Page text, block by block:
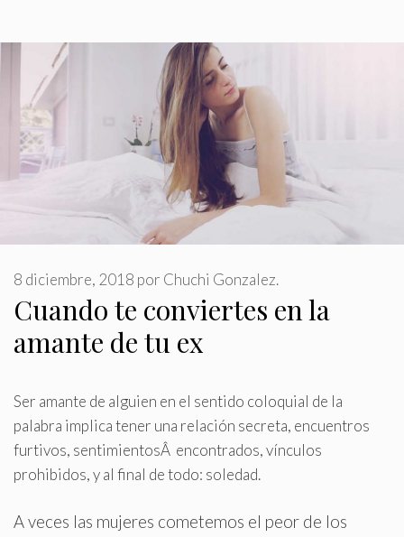
Cuando te conviertes en la
amante de tu ex
8 diciembre, 2018 por Chuchi Gonzalez.
Ser amante de alguien en el sentido coloquial de la
palabra implica tener una relación secreta, encuentros
furtivos, sentimientosÂ encontrados, vínculos
prohibidos, y al final de todo: soledad.
A veces las mujeres cometemos el peor de los